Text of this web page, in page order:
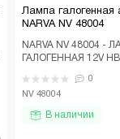
Лампа галогенная
NARVA NV 48004
NARVA NV 48004 -
ГАЛОГЕННАЯ 12V
лампа NARVA NV 4..
0
NV 48004
В наличии